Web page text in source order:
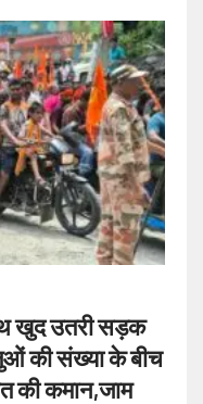
खुद उतरी सड़क
की संख्या के बीच
की कमान,जाम